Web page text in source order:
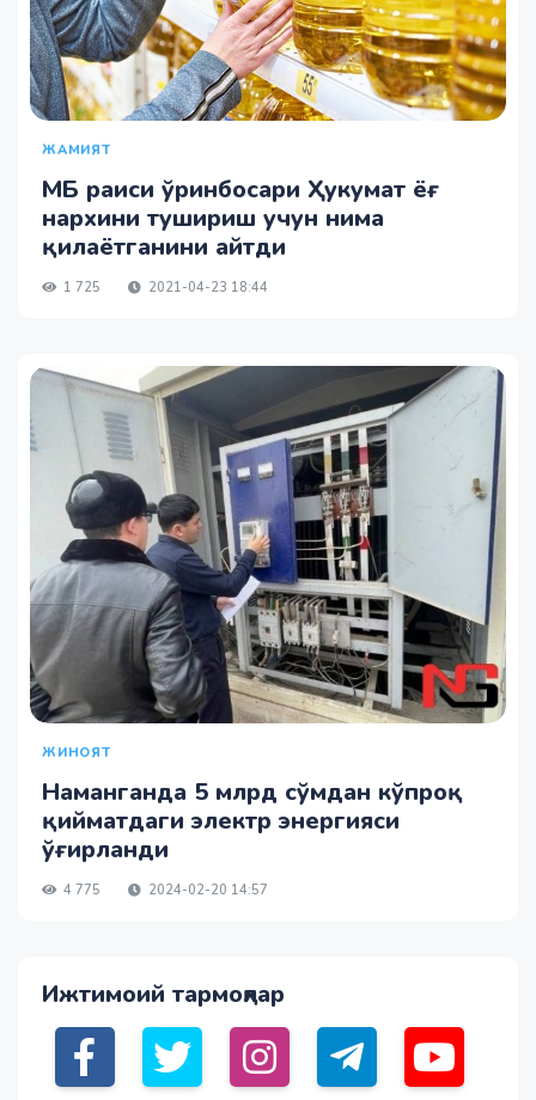
ЖАМИЯТ
МБ раиси ўринбосари Ҳукумат ёғ
нархини тушириш учун нима
қилаётганини айтди
1 725 2021-04-23 18:44
ЖИНОЯТ
Наманганда 5 млрд сўмдан кўпроқ
қийматдаги электр энергияси
ўғирланди
4 775 2024-02-20 14:57
Ижтимоий тармоқлар